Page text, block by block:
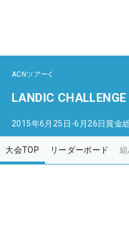
ACNツアー
LANDIC
2015年6月25日-6月26日賞金
大会TOP リーダーボード